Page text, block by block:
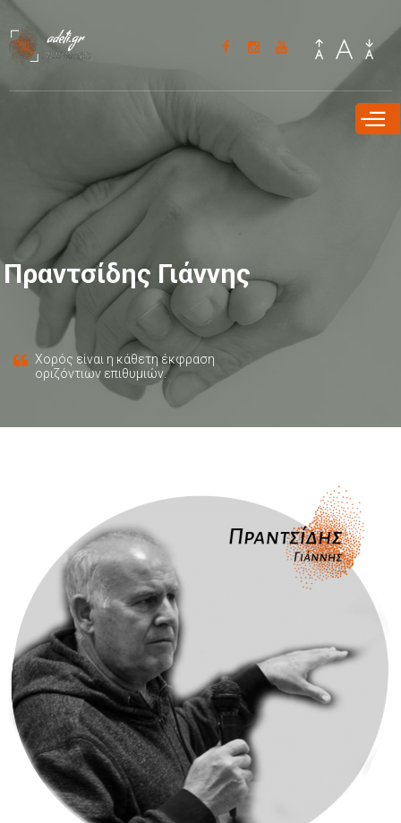
Πραντσίδης Γιάννης
Χορός είναι η κάθετη έκφραση
οριζόντιων επιθυμιών.